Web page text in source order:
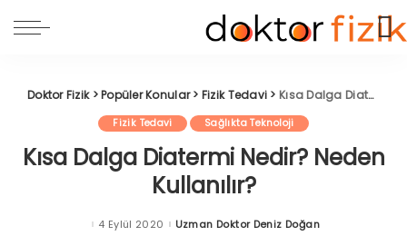
Doktor Fizik>Popüler Konular> Fizik Tedavi > Kısa Dalga Diatermi Nedir? Neden Kullanılır?
Fizik Tedavi Sağlıkta Teknoloji
Kısa Dalga Diatermi Nedir? Neden
Kullanılır?
4 Eylül 2020 Posted
Uzman Doktor Deniz Doğan